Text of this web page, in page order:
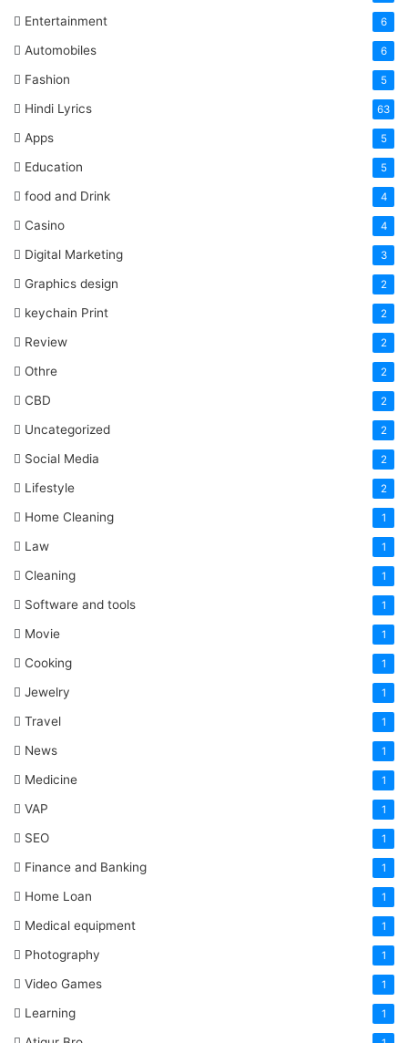
Entertainment 6
Automobiles 6
Fashion 5
Hindi Lyrics 63
Apps 5
Education 5
food and Drink 4
Casino 4
Digital Marketing 3
Graphics design 2
keychain Print 2
Review 2
Othre 2
CBD 2
Uncategorized 2
Social Media 2
Lifestyle 2
Home Cleaning 1
Law 1
Cleaning 1
Software and tools 1
Movie 1
Cooking 1
Jewelry 1
Travel 1
News 1
Medicine 1
VAP 1
SEO 1
Finance and Banking 1
Home Loan 1
Medical equipment 1
Photography 1
Video Games 1
Learning 1